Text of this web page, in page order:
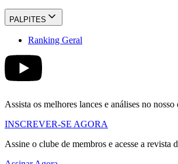
PALPITES
Ranking Geral
Assista os melhores lances e análises no
INSCREVER-SE AGORA
Assine o clube de membros e acesse a revista